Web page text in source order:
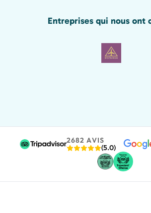
Entreprises qui nous ont
2682 AVIS
(5.0)